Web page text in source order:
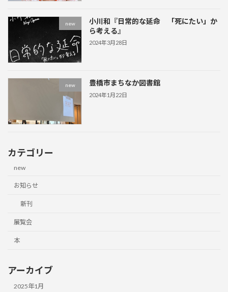
new
小川和『日常的な延命 「死にたい」か
ら考える』
2024年3月28日
new 豊橋市まちなか図書館
2024年1月22日
カテゴリー
new
お知らせ
新刊
展覧会
本
アーカイブ
2025年1月